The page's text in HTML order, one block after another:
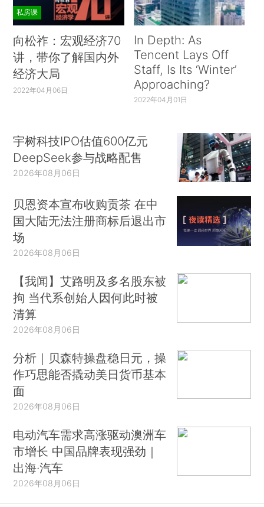
私房课
向松祚：宏观经济70
讲，带你了解国内外
经济大局
2022年04月06日
In Depth: As
Tencent Lays Off
Staff, Is Its ‘Winter’
Approaching?
2022年04月01日
宇树科技IPO估值600亿元
DeepSeek参与战略配售
2026年08月06日
贝恩资本宣布收购贡茶 在中
国大陆无法注册商标后退出市
场
2026年08月06日
【我闻】艾路明及多名股东被
拘 当代系创始人因何此时被
清算
2026年08月06日
分析｜贝森特操盘稳日元，操
作巧思能否撬动美日货币基本
面
2026年08月06日
电动汽车需求高涨驱动澳洲车
市增长 中国品牌表现强劲｜
出海·汽车
2026年08月06日